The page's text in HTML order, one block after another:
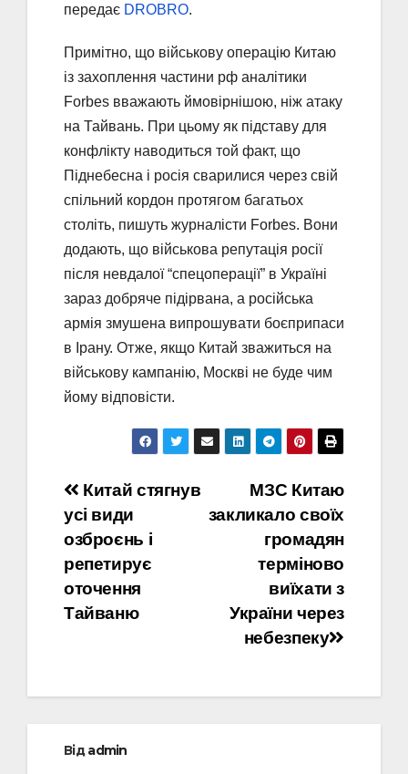
передає DROBRO.
Примітно, що військову операцію Китаю
із захоплення частини рф аналітики
Forbes вважають ймовірнішою, ніж атаку
на Тайвань. При цьому як підставу для
конфлікту наводиться той факт, що
Піднебесна і росія сварилися через свій
спільний кордон протягом багатьох
століть, пишуть журналісти Forbes. Вони
додають, що військова репутація росії
після невдалої “спецоперації” в Україні
зараз добряче підірвана, а російська
армія змушена випрошувати боєприпаси
в Ірану. Отже, якщо Китай зважиться на
військову кампанію, Москві не буде чим
йому відповісти.
Навігація
записів
МЗС Китаю
закликало своїх
громадян
терміново
виїхати з
України через
небезпеку
Китай стягнув
усі види
озброєнь і
репетирує
оточення
Тайваню
Відadmin